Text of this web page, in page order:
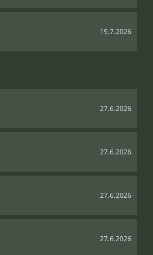
19.7.2026
27.6.2026
27.6.2026
27.6.2026
27.6.2026